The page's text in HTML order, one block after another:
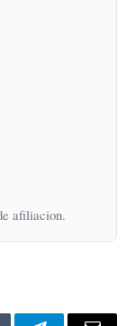
afiliacion.